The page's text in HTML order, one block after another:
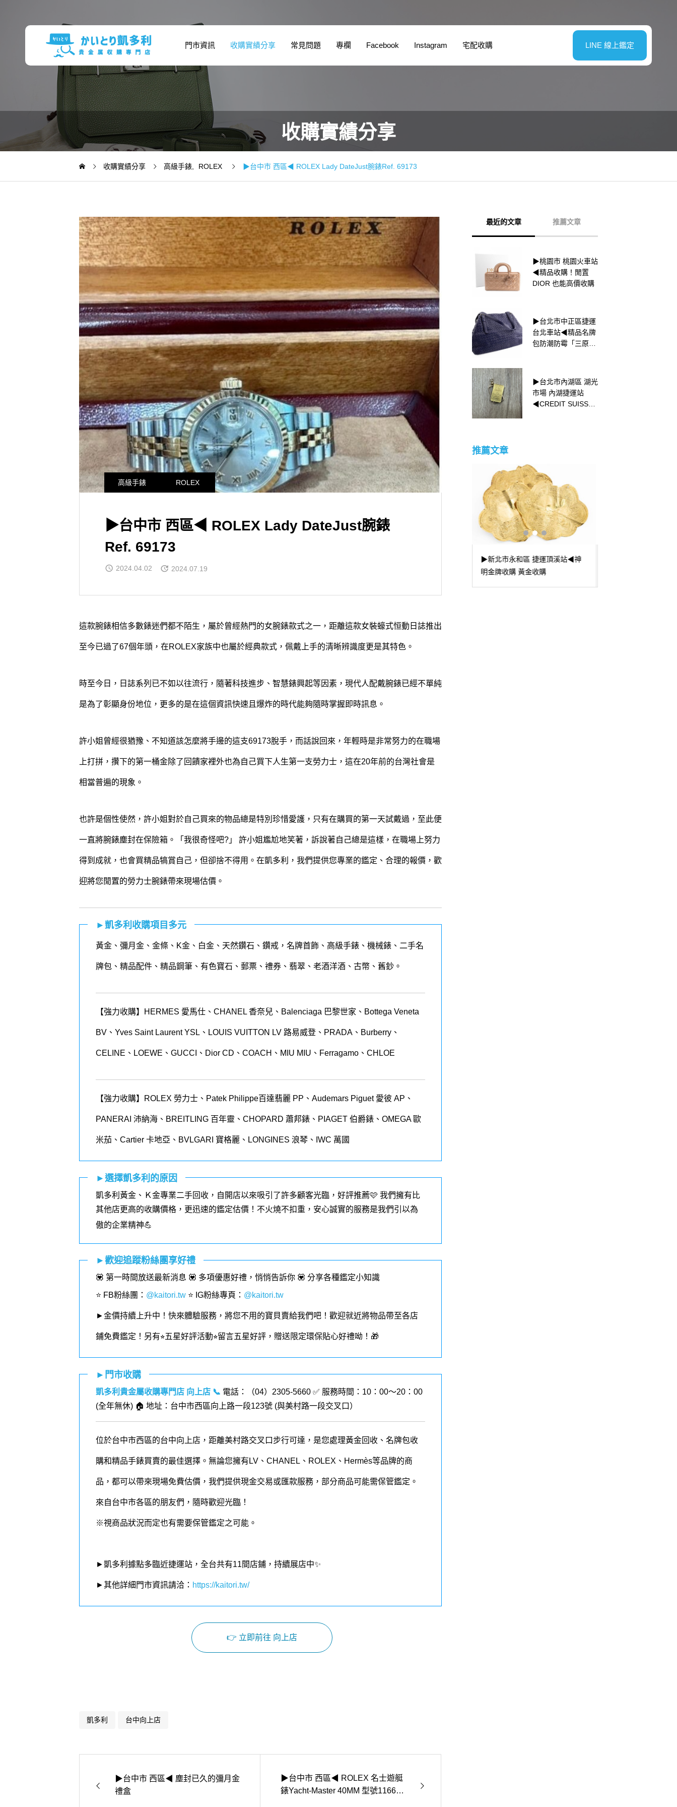
門市資訊 收購實績分享 常見問題 專欄 Facebook Instagram 宅配收購 LINE 線上鑑定
收購實績分享
收購實績分享 高級手錶 ROLEX ▶台中市 西區◀ ROLEX Lady DateJust腕錶Ref. 69173
高級手錶 ROLEX
▶台中市 西區◀ ROLEX Lady DateJust腕錶
Ref. 69173
2024.04.02 2024.07.19
這款腕錶相信多數錶迷們都不陌生，屬於曾經熱門的女腕錶款式之一，距離這款女裝蠔式恒動日誌推出
至今已過了67個年頭，在ROLEX家族中也屬於經典款式，佩戴上手的清晰辨識度更是其特色。
時至今日，日誌系列已不如以往流行，隨著科技進步、智慧錶興起等因素，現代人配戴腕錶已經不單純
是為了彰顯身份地位，更多的是在這個資訊快速且爆炸的時代能夠隨時掌握即時訊息。
許小姐曾經很猶豫、不知道該怎麼將手邊的這支69173脫手，而話說回來，年輕時是非常努力的在職場
上打拼，攢下的第一桶金除了回饋家裡外也為自己買下人生第一支勞力士，這在20年前的台灣社會是
相當普遍的現象。
也許是個性使然，許小姐對於自己買來的物品總是特別珍惜愛護，只有在購買的第一天試戴過，至此便
一直將腕錶塵封在保險箱。「我很奇怪吧?」 許小姐尷尬地笑著，訴說著自己總是這樣，在職場上努力
得到成就，也會買精品犒賞自己，但卻捨不得用。在凱多利，我們提供您專業的鑑定、合理的報價，歡
迎將您閒置的勞力士腕錶帶來現場估價。
►凱多利收購項目多元
黃金 、 彌月金 、 金條 、K金、白金、天然鑽石、鑽戒，名牌首飾、高級手錶、機械錶、二手名
牌包、精品配件、精品鋼筆、有色寶石、郵票、禮券、翡翠、老酒洋酒、古幣、舊鈔。
【強力收購】HERMES 愛馬仕、CHANEL 香奈兒、Balenciaga 巴黎世家、Bottega Veneta
BV、Yves Saint Laurent YSL、LOUIS VUITTON LV 路易威登、PRADA、Burberry、
CELINE、LOEWE、GUCCI、Dior CD、COACH、MIU MIU、Ferragamo、CHLOE
【強力收購】ROLEX 勞力士、 Patek Philippe百達翡麗 PP 、 Audemars Piguet 愛彼 AP 、
PANERAI 沛納海、 BREITLING 百年靈、 CHOPARD 蕭邦錶、 PIAGET 伯爵錶、 OMEGA 歐
米茄、 Cartier 卡地亞、 BVLGARI 寶格麗、 LONGINES 浪琴、 IWC 萬國
►選擇凱多利的原因
凱多利黃金、Ｋ金專業二手回收，自開店以來吸引了許多顧客光臨，好評推薦🩷 我們擁有比
其他店更高的收購價格，更迅速的鑑定估價！不火燒不扣重，安心誠實的服務是我們引以為
傲的企業精神💪
►歡迎追蹤粉絲團享好禮
💟 第一時間放送最新消息 💟 多項優惠好禮，悄悄告訴你 💟 分享各種鑑定小知識
⭐️ FB粉絲團 ： @kaitori.tw ⭐️ IG粉絲專頁 ： @kaitori.tw
►金價持續上升中！快來體驗服務，將您不用的寶貝賣給我們吧！歡迎就近將物品帶至各店
鋪免費鑑定！ 另有⭐︎五星好評活動⭐︎留言五星好評，贈送限定環保貼心好禮呦！🎁
►門市收購
凱多利貴金屬收購專門店 向上店 📞 電話：（04）2305-5660 ✅ 服務時間：10：00～20：00
(全年無休) 🏠 地址：台中市西區向上路一段123號 (與美村路一段交叉口 ）
位於台中市西區的台中向上店，距離美村路交叉口步行可達，是您處理黃金回收、名牌包收
購和精品手錶買賣的最佳選擇。無論您擁有LV、CHANEL、ROLEX、Hermès等品牌的商
品，都可以帶來現場免費估價，我們提供現金交易或匯款服務，部分商品可能需保管鑑定。
來自台中市各區的朋友們，隨時歡迎光臨！
※視商品狀況而定也有需要保管鑑定之可能。
►凱多利據點多臨近捷運站，全台共有11間店鋪，持續展店中✨
►其他詳細門市資訊請洽： https://kaitori.tw/
👉 立即前往 向上店
凱多利 台中向上店
▶台中市 西區◀ 塵封已久的彌月金
禮盒
▶台中市 西區◀ ROLEX 名士遊艇
錶Yacht-Master 40MM 型號116655
最近的文章 推薦文章
▶桃園市 桃園火車站
◀精品收購！閒置
DIOR 也能高價收購
▶台北市中正區捷運
台北車站◀精品名牌
包防潮防霉「三原
▶台北市內湖區 湖光
市場 內湖捷運站
◀CREDIT SUISSE
▶新北市永和區 捷運
頂溪站◀ 三色金 K金
回收
▶台北市中正區捷運
台北車站◀ 溫暖微黃
的K、L、M級鑽石
▶台北市中山區 捷運
中山國中站◀✨【別
把寶物當廢鐵！讓舊
推薦文章
▶台北市大安區 捷運忠孝復興站
珠寶貴金屬收購◀ 💡藍寶石小教